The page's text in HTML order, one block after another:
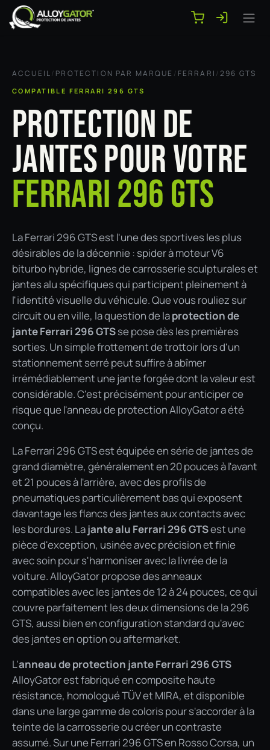
Se rendre au contenu
ACCUEIL/ PROTECTION PAR MARQUE / FERRARI /296 GTS
COMPATIBLE FERRARI 296 GTS
PROTECTION DE
JANTES POUR VOTRE
FERRARI 296 GTS
La Ferrari 296 GTS est l'une des sportives les plus
désirables de la décennie : spider à moteur V6
biturbo hybride, lignes de carrosserie sculpturales et
jantes alu spécifiques qui participent pleinement à
l'identité visuelle du véhicule. Que vous rouliez sur
circuit ou en ville, la question de laprotection de
jante Ferrari 296 GTSse pose dès les premières
sorties. Un simple frottement de trottoir lors d'un
stationnement serré peut suffire à abîmer
irrémédiablement une jante forgée dont la valeur est
considérable. C'est précisément pour anticiper ce
risque que l'anneau de protection AlloyGator a été
conçu.
La Ferrari 296 GTS est équipée en série de jantes de
grand diamètre, généralement en 20 pouces à l'avant
et 21 pouces à l'arrière, avec des profils de
pneumatiques particulièrement bas qui exposent
davantage les flancs des jantes aux contacts avec
les bordures. Lajante alu Ferrari 296 GTSest une
pièce d'exception, usinée avec précision et finie
avec soin pour s'harmoniser avec la livrée de la
voiture. AlloyGator propose des anneaux
compatibles avec les jantes de 12 à 24 pouces, ce qui
couvre parfaitement les deux dimensions de la 296
GTS, aussi bien en configuration standard qu'avec
des jantes en option ou aftermarket.
L'anneau de protection jante Ferrari 296 GTS
AlloyGator est fabriqué en composite haute
résistance, homologué TÜV et MIRA, et disponible
dans une large gamme de coloris pour s'accorder à la
teinte de la carrosserie ou créer un contraste
assumé. Sur une Ferrari 296 GTS en Rosso Corsa, un